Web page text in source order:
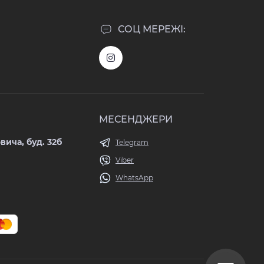
СОЦ МЕРЕЖІ:
буд. 32б
МЕСЕНДЖЕРИ
Telegram
Viber
WhatsApp